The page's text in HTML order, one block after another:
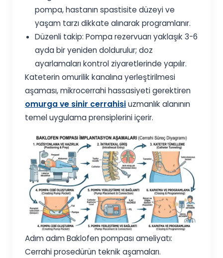
pompa, hastanın spastisite düzeyi ve
yaşam tarzı dikkate alınarak programlanır.
Düzenli takip: Pompa rezervuarı yaklaşık 3-6
ayda bir yeniden doldurulur; doz
ayarlamaları kontrol ziyaretlerinde yapılır.
Kateterin omurilik kanalına yerleştirilmesi
aşaması, mikrocerrahi hassasiyeti gerektiren
omurga ve sinir cerrahisiuzmanlık alanının
temel uygulama prensiplerini içerir.
Adım adım Baklofen pompası ameliyatı:
Cerrahi prosedürün teknik aşamaları.